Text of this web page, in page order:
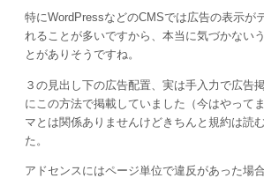
特にWordPressなどのCMSでは広告の表示が
れることが多いですから、本当に気づかない
とがありそうですね。
３の見出し下の広告配置、実は手入力で広告
にこの方法で掲載していました（今はやって
マとは関係ありませんけどきちんと規約は読
た。
アドセンスにはページ単位で違反があった場